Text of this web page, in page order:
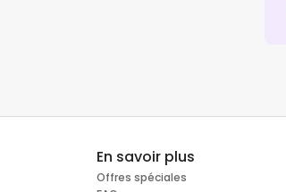
En savoir plus
Offres spéciales